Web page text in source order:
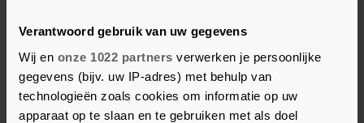
Verantwoord gebruik van uw gegevens
Wij en onze 1022 partners verwerken je persoonlijke
gegevens (bijv. uw IP-adres) met behulp van
technologieën zoals cookies om informatie op uw
apparaat op te slaan en te gebruiken met als doel